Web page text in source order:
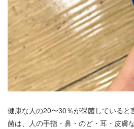
健康な人の20〜30％が保菌していると
菌は、人の手指・鼻・のど・耳・皮膚